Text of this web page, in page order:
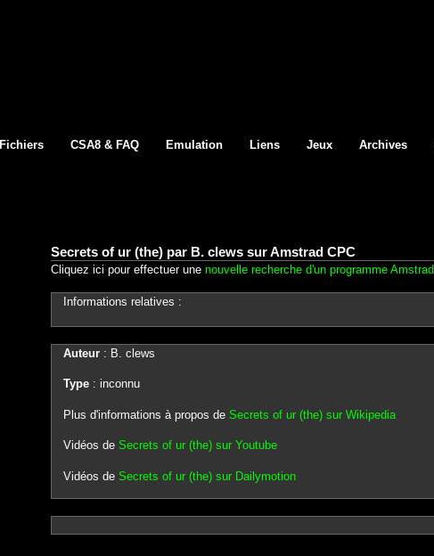
Fichiers CSA8 & FAQ Emulation Liens Jeux Archives
Secrets of ur (the) par B. clews sur Amstrad CPC
Cliquez ici pour effectuer une nouvelle recherche d'un programme Amstrad
Informations relatives :
Auteur: B. clews
Type: inconnu
Plus d'informations à propos de Secrets of ur (the) sur Wikipedia
Vidéos de Secrets of ur (the) sur Youtube
Vidéos de Secrets of ur (the) sur Dailymotion